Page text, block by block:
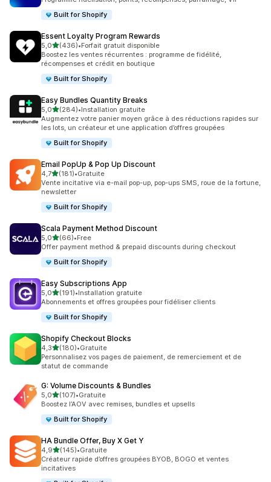
Built for Shopify
Essent Loyalty Program Rewards
5,0étoile(s) sur 5
(436)
436 avis au total
•Forfait gratuit disponible
Boostez les ventes récurrentes : programme de fidélité,
récompenses et crédit en boutique
Built for Shopify
Easy Bundles Quantity Breaks
5,0étoile(s) sur 5
(284)
284 avis au total
•Installation gratuite
Augmentez votre panier moyen grâce à des réductions rapides sur
les lots, un créateur et une application d’offres groupées
Built for Shopify
Email PopUp & Pop Up Discount
4,7étoile(s) sur 5
(181)
181 avis au total
•Gratuite
Vente incitative via e-mail pop-up, pop-ups SMS, roue de la fortune,
newsletter
Built for Shopify
Scala Payment Method Discount
5,0étoile(s) sur 5
(66)
66 avis au total
•Free
Offer payment method & prepaid discounts during checkout
Built for Shopify
Easy Subscriptions App
5,0étoile(s) sur 5
(191)
191 avis au total
•Installation gratuite
Abonnements et offres groupées pour fidéliser clients
Built for Shopify
Shopify Checkout Blocks
4,3étoile(s) sur 5
(180)
180 avis au total
•Gratuite
Personnalisez vos pages de paiement, de remerciement et de
statut de commande
G: Volume Discounts & Bundles
5,0étoile(s) sur 5
(107)
107 avis au total
•Gratuite
Boostez l’AOV avec remises, bundles et upsells
Built for Shopify
HA Bundle Offer, Buy X Get Y
4,9étoile(s) sur 5
(145)
145 avis au total
•Gratuite
Créateur rapide d’offres groupées BYOB, BOGO et ventes
incitatives